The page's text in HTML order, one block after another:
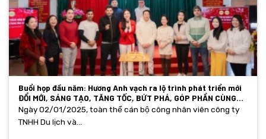
Buổi họp đầu năm: Hương Anh vạch ra lộ trình phát triển mới
ĐỔI MỚI, SÁNG TẠO, TĂNG TỐC, BỨT PHÁ, GÓP PHẦN CÙNG
HƯƠNG ANH GROUP PHÁT TRIỂN MẠNH MẼ NĂM 2025
Ngày 02/01/2025, toàn thể cán bộ công nhân viên công ty
TNHH Du lịch và...